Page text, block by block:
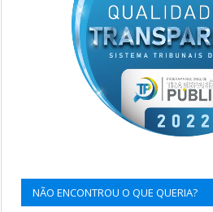
NÃO ENCONTROU O QUE QUERIA?